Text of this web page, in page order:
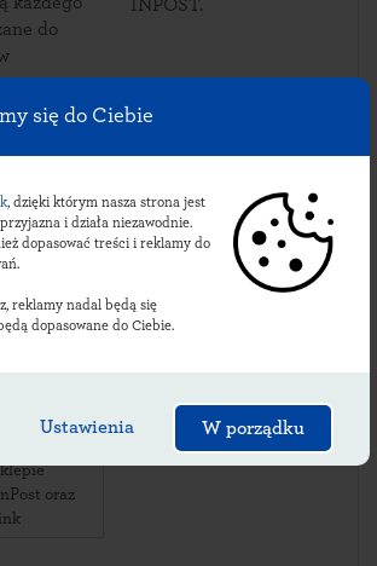
się do Ciebie
, dzięki którym nasza strona jest
i działa niezawodnie.
dopasować treści i reklamy do
reklamy nadal będą się
dopasowane do Ciebie.
Ustawienia W porządku
do
INPOST.
lokalizacje
oraz